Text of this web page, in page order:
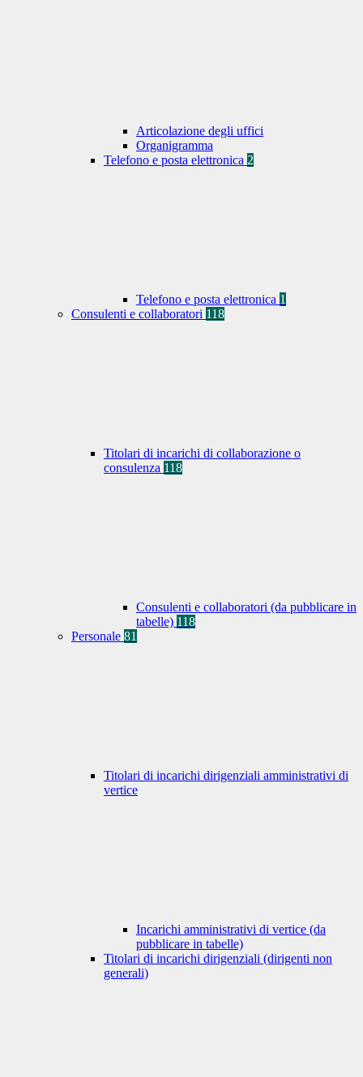
Articolazione degli uffici
Organigramma
Telefono e posta elettronica 2
Telefono e posta elettronica 1
Consulenti e collaboratori 118
Titolari di incarichi di collaborazione o
consulenza 118
Consulenti e collaboratori (da pubblicare in
tabelle) 118
Personale 81
Titolari di incarichi dirigenziali amministrativi di
vertice
Incarichi amministrativi di vertice (da
pubblicare in tabelle)
Titolari di incarichi dirigenziali (dirigenti non
generali)